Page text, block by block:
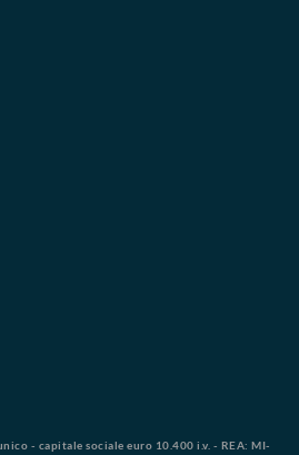
- capitale sociale euro 10.400 i.v. - REA: MI-